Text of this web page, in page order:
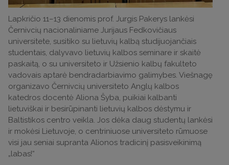
Lapkričio 11–13 dienomis prof. Jurgis Pakerys lankėsi
Černivcių nacionaliniame Jurijaus Fedkovičiaus
universitete, susitiko su lietuvių kalbą studijuojančiais
studentais, dalyvavo lietuvių kalbos seminare ir skaitė
paskaitą, o su universiteto ir Užsienio kalbų fakulteto
vadovais aptarė bendradarbiavimo galimybes. Viešnagę
organizavo Černivcių universiteto Anglų kalbos
katedros docentė Aliona Šyba, puikiai kalbanti
lietuviškai ir besirūpinanti lietuvių kalbos dėstymu ir
Baltistikos centro veikla. Jos dėka daug studentų lankėsi
ir mokėsi Lietuvoje, o centriniuose universiteto rūmuose
visi jau seniai supranta Alionos tradicinį pasisveikinimą
„labas!“